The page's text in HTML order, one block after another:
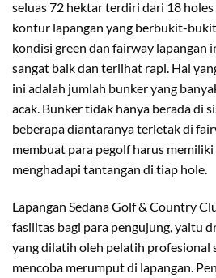
seluas 72 hektar terdiri dari 18 holes
kontur lapangan yang berbukit-
kondisi green dan fairway lapangan
sangat baik dan terlihat rapi. Hal
ini adalah jumlah bunker yang
acak. Bunker tidak hanya berada di
beberapa diantaranya terletak di
membuat para pegolf harus
menghadapi tantangan di tiap hole.
Lapangan Sedana Golf & Country
fasilitas bagi para pengujung, yaitu
yang dilatih oleh pelatih profesional
mencoba merumput di lapangan.